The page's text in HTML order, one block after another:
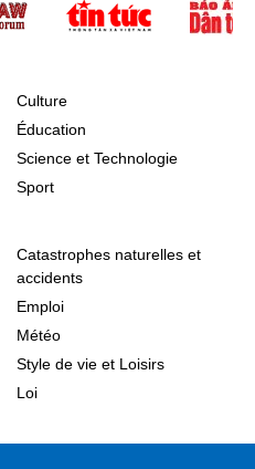
Culture
Éducation
Science et Technologie
Sport
Catastrophes naturelles et
accidents
Emploi
Météo
Style de vie et Loisirs
Loi